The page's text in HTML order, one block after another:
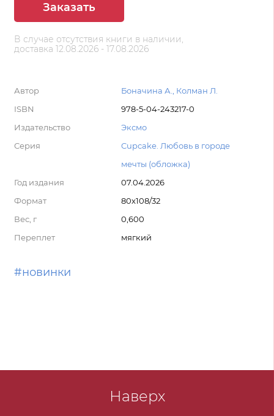
Заказать
В случае отсутствия книги в наличии,
доставка 12.08.2026 - 17.08.2026
Автор
Боначина А., Колман Л.
ISBN
978-5-04-243217-0
Издательство
Эксмо
Серия
Cupcake. Любовь в городе
мечты (обложка)
Год издания
07.04.2026
Формат
80x108/32
Вес, г
0,600
Переплет
мягкий
#новинки
Наверх